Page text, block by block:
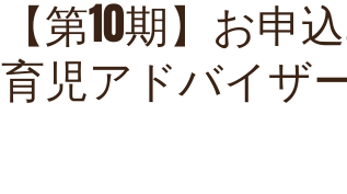
【第10期】お申
育児アドバイザ